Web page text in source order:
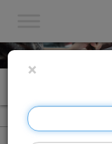
×